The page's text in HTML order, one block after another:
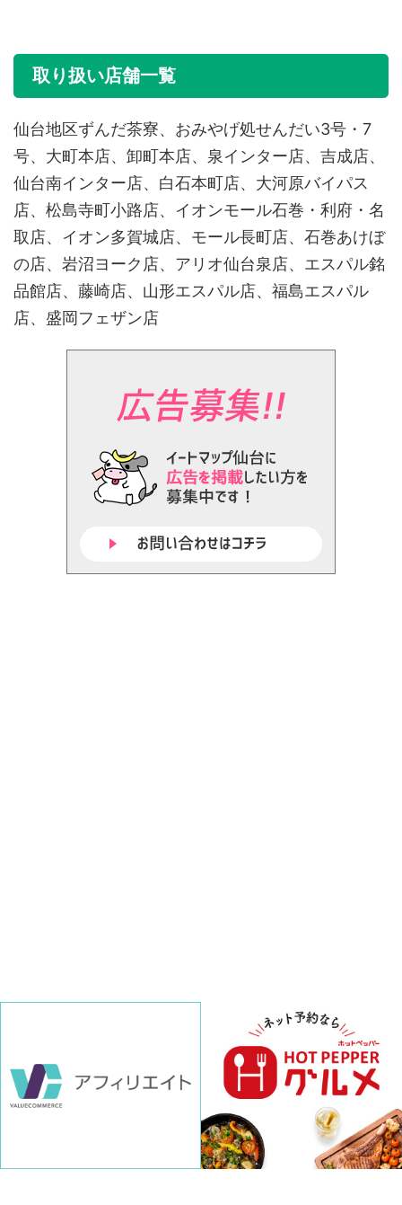
取り扱い店舗一覧
仙台地区ずんだ茶寮、おみやげ処せんだい3号・7
号、大町本店、卸町本店、泉インター店、吉成店、
仙台南インター店、白石本町店、大河原バイパス
店、松島寺町小路店、イオンモール石巻・利府・名
取店、イオン多賀城店、モール長町店、石巻あけぼ
の店、岩沼ヨーク店、アリオ仙台泉店、エスパル銘
品館店、藤崎店、山形エスパル店、福島エスパル
店、盛岡フェザン店